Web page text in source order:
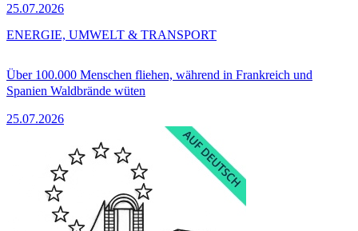
25.07.2026
Über 100.000 Menschen fliehen, während in Frankreich und
Spanien Waldbrände wüten
25.07.2026
ENERGIE, UMWELT & TRANSPORT